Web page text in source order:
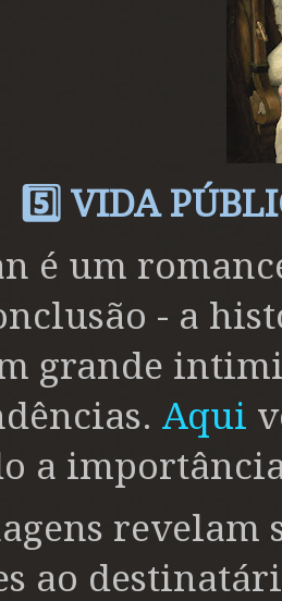
5️⃣ VIDA
é um
- a
grande
Aqui
a
ao